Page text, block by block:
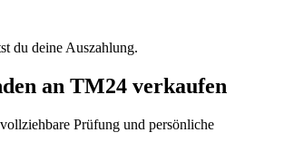
du deine Auszahlung.
an TM24 verkaufen
Prüfung und persönliche